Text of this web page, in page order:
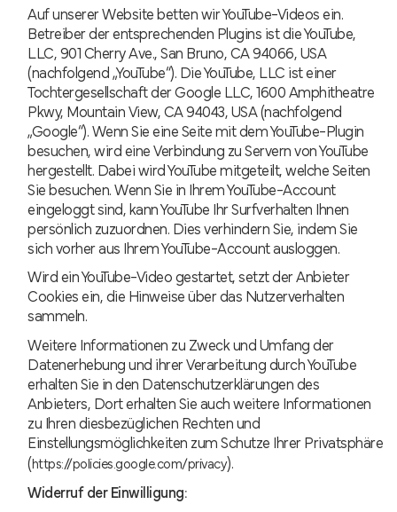
Auf unserer Website betten wir YouTube-Videos ein.
Betreiber der entsprechenden Plugins ist die YouTube,
LLC, 901 Cherry Ave., San Bruno, CA 94066, USA
(nachfolgend „YouTube“). Die YouTube, LLC ist einer
Tochtergesellschaft der Google LLC, 1600 Amphitheatre
Pkwy, Mountain View, CA 94043, USA (nachfolgend
„Google“). Wenn Sie eine Seite mit dem YouTube-Plugin
besuchen, wird eine Verbindung zu Servern von YouTube
hergestellt. Dabei wird YouTube mitgeteilt, welche Seiten
Sie besuchen. Wenn Sie in Ihrem YouTube-Account
eingeloggt sind, kann YouTube Ihr Surfverhalten Ihnen
persönlich zuzuordnen. Dies verhindern Sie, indem Sie
sich vorher aus Ihrem YouTube-Account ausloggen.
Wird ein YouTube-Video gestartet, setzt der Anbieter
Cookies ein, die Hinweise über das Nutzerverhalten
sammeln.
Weitere Informationen zu Zweck und Umfang der
Datenerhebung und ihrer Verarbeitung durch YouTube
erhalten Sie in den Datenschutzerklärungen des
Anbieters, Dort erhalten Sie auch weitere Informationen
zu Ihren diesbezüglichen Rechten und
Einstellungsmöglichkeiten zum Schutze Ihrer Privatsphäre
(https://policies.google.com/privacy).
Widerruf der Einwilligung: